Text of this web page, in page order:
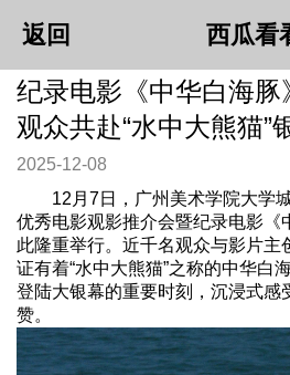
返回 西瓜看
纪录电影《中华白海豚
观众共赴“水中大熊猫”
2025-12-08
12月7日，广州美术学院大学城
优秀电影观影推介会暨纪录电影《
此隆重举行。近千名观众与影片主
证有着“水中大熊猫”之称的中华白
登陆大银幕的重要时刻，沉浸式感
赞。